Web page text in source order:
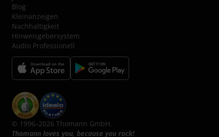
Blog
Kleinanzeigen
Nachhaltigkeit
Hinweisgebersystem
Audio Professionell
© 1996–2026 Thomann GmbH.
Thomann loves you, because you rock!